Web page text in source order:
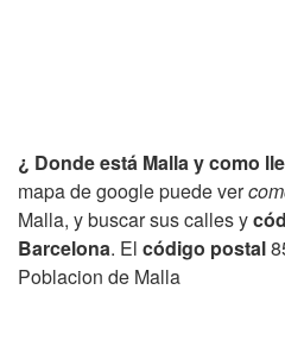
¿ Donde está Malla y como
mapa de google puede ver
Malla, y buscar sus calles y
Barcelona. El código postal
Poblacion de Malla